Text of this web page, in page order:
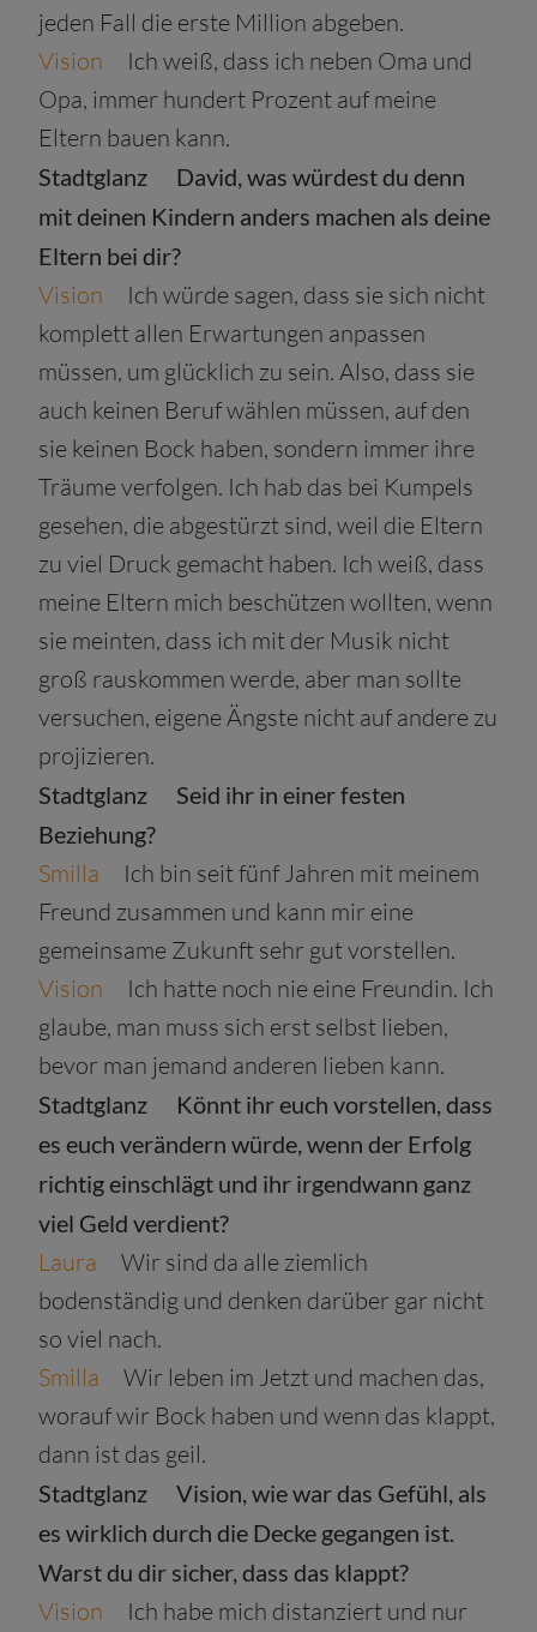
jeden Fall die erste Million abgeben.
Vision Ich weiß, dass ich neben Oma und
Opa, immer hundert Prozent auf meine
Eltern bauen kann.
Stadtglanz
David, was würdest du denn
mit deinen Kindern anders machen als deine
Eltern bei dir?
Vision Ich würde sagen, dass sie sich nicht
komplett allen Erwartungen anpassen
müssen, um glücklich zu sein. Also, dass sie
auch keinen Beruf wählen müssen, auf den
sie keinen Bock haben, sondern immer ihre
Träume verfolgen. Ich hab das bei Kumpels
gesehen, die abgestürzt sind, weil die Eltern
zu viel Druck gemacht haben. Ich weiß, dass
meine Eltern mich beschützen wollten, wenn
sie meinten, dass ich mit der Musik nicht
groß rauskommen werde, aber man sollte
versuchen, eigene Ängste nicht auf andere zu
projizieren.
Stadtglanz
Seid ihr in einer festen
Beziehung?
Smilla Ich bin seit fünf Jahren mit meinem
Freund zusammen und kann mir eine
gemeinsame Zukunft sehr gut vorstellen.
Vision Ich hatte noch nie eine Freundin. Ich
glaube, man muss sich erst selbst lieben,
bevor man jemand anderen lieben kann.
Stadtglanz
Könnt ihr euch vorstellen, dass
es euch verändern würde, wenn der Erfolg
richtig einschlägt und ihr irgendwann ganz
viel Geld verdient?
Laura Wir sind da alle ziemlich
bodenständig und denken darüber gar nicht
so viel nach.
Smilla Wir leben im Jetzt und machen das,
worauf wir Bock haben und wenn das klappt,
dann ist das geil.
Stadtglanz
Vision, wie war das Gefühl, als
es wirklich durch die Decke gegangen ist.
Warst du dir sicher, dass das klappt?
Vision Ich habe mich distanziert und nur